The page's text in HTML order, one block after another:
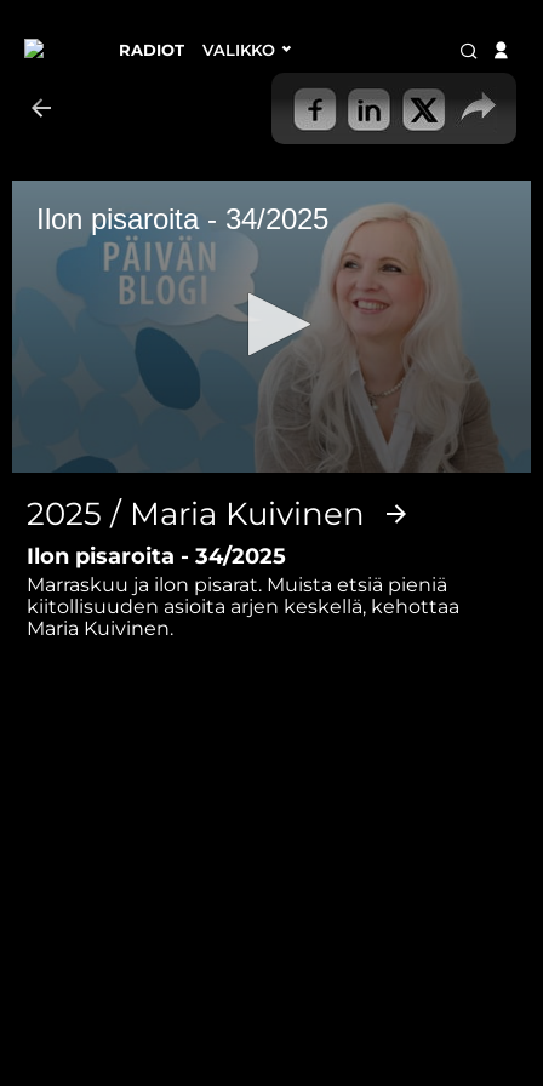
RADIOT VALIKKO
Ilon pisaroita - 34/2025
seconds
minutes,
32
seconds
2025 / Maria Kuivinen
Ilon pisaroita - 34/2025
Marraskuu ja ilon pisarat. Muista etsiä pieniä
kiitollisuuden asioita arjen keskellä, kehottaa
Maria Kuivinen.